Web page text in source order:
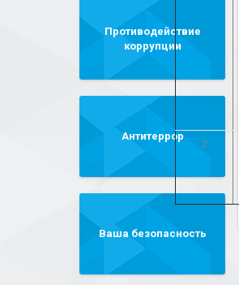
Противодействие
коррупции
Антитеррор
Ваша безопасность
2